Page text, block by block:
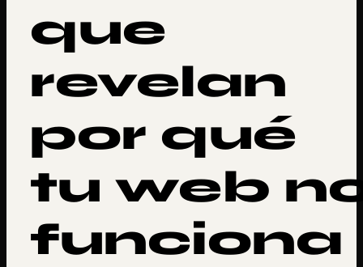
que
revelan
por qué
tu web
funciona